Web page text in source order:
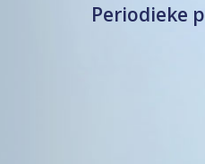
Periodieke